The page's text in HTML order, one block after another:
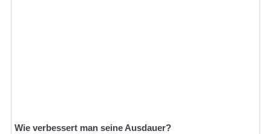
Wie verbessert man seine Ausdauer?